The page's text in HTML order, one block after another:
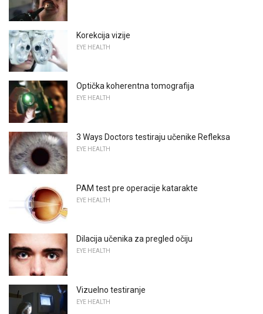
Korekcija vizije
EYE HEALTH
Optička koherentna tomografija
EYE HEALTH
3 Ways Doctors testiraju učenike Refleksa
EYE HEALTH
PAM test pre operacije katarakte
EYE HEALTH
Dilacija učenika za pregled očiju
EYE HEALTH
Vizuelno testiranje
EYE HEALTH